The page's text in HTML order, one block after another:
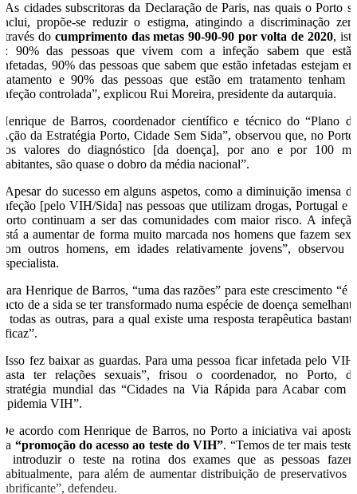
“As cidades subscritoras da Declaração de Paris, nas quais o Porto se
inclui, propõe-se reduzir o estigma, atingindo a discriminação zero
através do cumprimento das metas 90-90-90 por volta de 2020, isto
é: 90% das pessoas que vivem com a infeção sabem que estão
infetadas, 90% das pessoas que sabem que estão infetadas estejam em
tratamento e 90% das pessoas que estão em tratamento tenham a
infeção controlada”, explicou Rui Moreira, presidente da autarquia.
Henrique de Barros, coordenador científico e técnico do “Plano de
Ação da Estratégia Porto, Cidade Sem Sida”, observou que, no Porto,
“os valores do diagnóstico [da doença], por ano e por 100 mil
habitantes, são quase o dobro da média nacional”.
“Apesar do sucesso em alguns aspetos, como a diminuição imensa da
infeção [pelo VIH/Sida] nas pessoas que utilizam drogas, Portugal e o
Porto continuam a ser das comunidades com maior risco. A infeção
está a aumentar de forma muito marcada nos homens que fazem sexo
com outros homens, em idades relativamente jovens”, observou o
especialista.
Para Henrique de Barros, “uma das razões” para este crescimento “é o
facto de a sida se ter transformado numa espécie de doença semelhante
a todas as outras, para a qual existe uma resposta terapêutica bastante
eficaz”.
“Isso fez baixar as guardas. Para uma pessoa ficar infetada pelo VIH,
basta ter relações sexuais”, frisou o coordenador, no Porto, da
estratégia mundial das “Cidades na Via Rápida para Acabar com a
Epidemia VIH”.
De acordo com Henrique de Barros, no Porto a iniciativa vai apostar
na “promoção do acesso ao teste do VIH”. “Temos de ter mais testes
e introduzir o teste na rotina dos exames que as pessoas fazem
habitualmente, para além de aumentar distribuição de preservativos e
lubrificante”, defendeu.